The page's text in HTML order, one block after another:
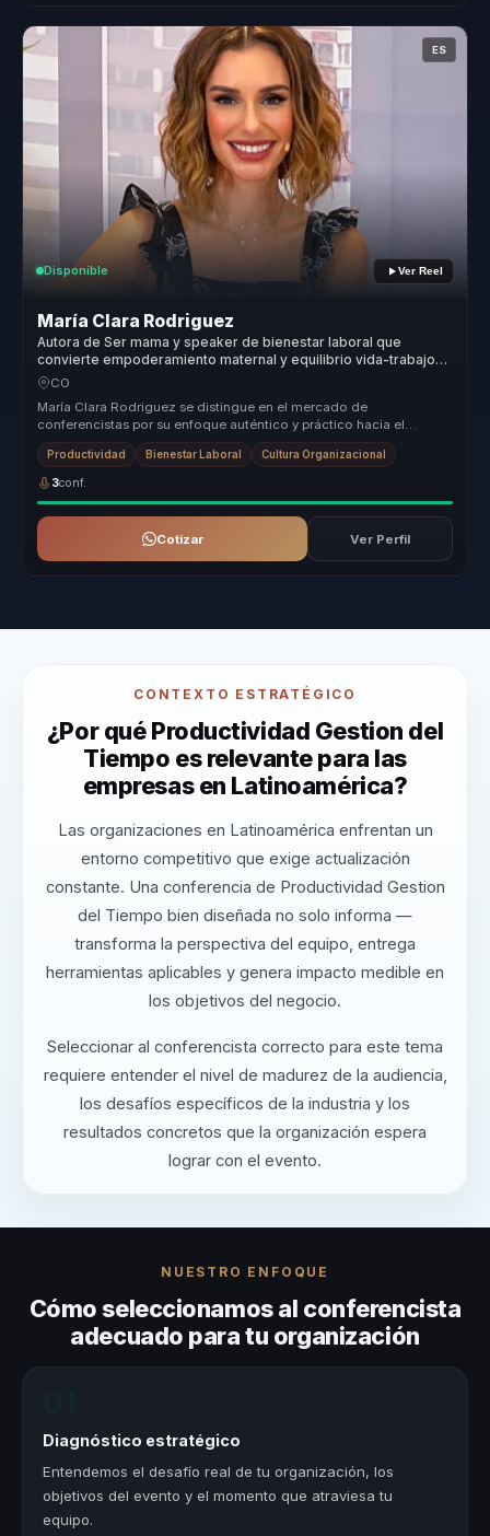
ES
Disponible Ver Reel
María Clara Rodriguez
Autora de Ser mama y speaker de bienestar laboral que
convierte empoderamiento maternal y equilibrio vida-trabajo
en resiliencia para equipos.
CO
María Clara Rodriguez se distingue en el mercado de
conferencistas por su enfoque auténtico y práctico hacia el
empoderamiento maternal. ...
Productividad Bienestar Laboral Cultura Organizacional
3conf.
Cotizar Ver Perfil
CONTEXTO ESTRATÉGICO
¿Por qué Productividad Gestion del
Tiempo es relevante para las
empresas en Latinoamérica?
Las organizaciones en Latinoamérica enfrentan un
entorno competitivo que exige actualización
constante. Una conferencia de Productividad Gestion
del Tiempo bien diseñada no solo informa —
transforma la perspectiva del equipo, entrega
herramientas aplicables y genera impacto medible en
los objetivos del negocio.
Seleccionar al conferencista correcto para este tema
requiere entender el nivel de madurez de la audiencia,
los desafíos específicos de la industria y los
resultados concretos que la organización espera
lograr con el evento.
NUESTRO ENFOQUE
Cómo seleccionamos al conferencista
adecuado para tu organización
Diagnóstico estratégico
Entendemos el desafío real de tu organización, los
objetivos del evento y el momento que atraviesa tu
equipo.